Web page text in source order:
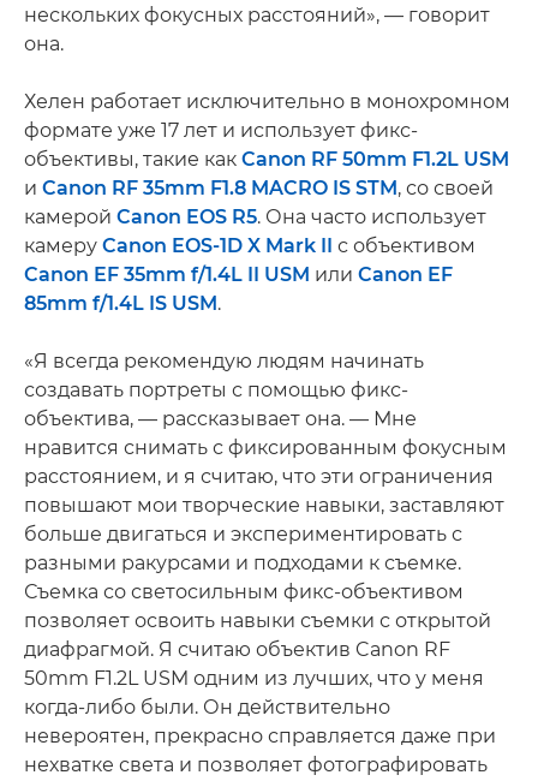
нескольких фокусных расстояний», — говорит
она.
Хелен работает исключительно в монохромном
формате уже 17 лет и использует фикс-
объективы, такие как Canon RF 50mm F1.2L USM
и Canon RF 35mm F1.8 MACRO IS STM , со своей
камерой Canon EOS R5. Она часто использует
камеру Canon EOS-1D X Mark II
с объективом
Canon EF 35mm f/1.4L II USM или Canon EF
85mm f/1.4L IS USM .
«Я всегда рекомендую людям начинать
создавать портреты с помощью фикс-
объектива, — рассказывает она. — Мне
нравится снимать с фиксированным фокусным
расстоянием, и я считаю, что эти ограничения
повышают мои творческие навыки, заставляют
больше двигаться и экспериментировать с
разными ракурсами и подходами к съемке.
Съемка со светосильным фикс-объективом
позволяет освоить навыки съемки с открытой
диафрагмой. Я считаю объектив Canon RF
50mm F1.2L USM одним из лучших, что у меня
когда-либо были. Он действительно
невероятен, прекрасно справляется даже при
нехватке света и позволяет фотографировать